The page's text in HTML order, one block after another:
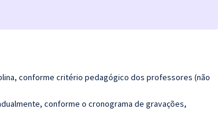
conforme critério pedagógico dos professores (não
conforme o cronograma de gravações,